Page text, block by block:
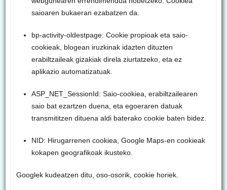
saioaren bukaeran ezabatzen da.
bp-activity-oldestpage: Cookie propioak eta saio-
cookieak, blogean iruzkinak idazten dituzten
erabiltzaileak gizakiak direla ziurtatzeko, eta ez
aplikazio automatizatuak.
ASP_NET_SessionId: Saio-cookiea, erabiltzailearen
saio bat ezartzen duena, eta egoeraren datuak
transmititzen dituena aldi baterako cookie baten bidez.
NID: Hirugarrenen cookiea, Google Maps-en cookieak
kokapen geografikoak ikusteko.
Googlek kudeatzen ditu, oso-osorik, cookie horiek.